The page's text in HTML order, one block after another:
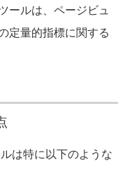
ールは、ページビュ
定量的指標に関する
は特に以下のような